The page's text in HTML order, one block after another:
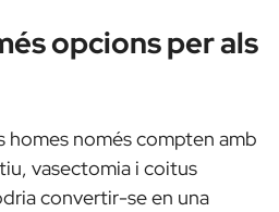
opcions per als
homes només compten amb
vasectomia i coitus
convertir-se en una